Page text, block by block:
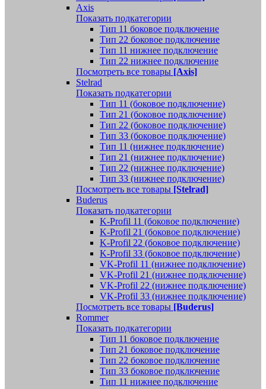
Axis
Показать подкатегории
Тип 11 боковое подключение
Тип 22 боковое подключение
Тип 11 нижнее подключение
Тип 22 нижнее подключение
Посмотреть все товары [Axis]
Stelrad
Показать подкатегории
Tип 11 (боковое подключение)
Тип 21 (боковое подключение)
Тип 22 (боковое подключение)
Тип 33 (боковое подключение)
Тип 11 (нижнее подключение)
Тип 21 (нижнее подключение)
Тип 22 (нижнее подключение)
Тип 33 (нижнее подключение)
Посмотреть все товары [Stelrad]
Buderus
Показать подкатегории
K-Profil 11 (боковое подключение)
K-Profil 21 (боковое подключение)
K-Profil 22 (боковое подключение)
K-Profil 33 (боковое подключение)
VK-Profil 11 (нижнее подключение)
VK-Profil 21 (нижнее подключение)
VK-Profil 22 (нижнее подключение)
VK-Profil 33 (нижнее подключение)
Посмотреть все товары [Buderus]
Rommer
Показать подкатегории
Тип 11 боковое подключение
Тип 21 боковое подключение
Тип 22 боковое подключение
Тип 33 боковое подключение
Тип 11 нижнее подключение